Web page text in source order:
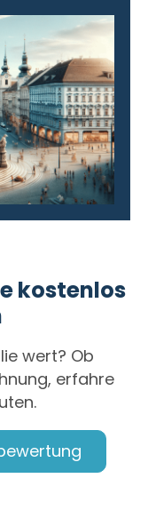
kostenlos
wert? Ob
erfahre